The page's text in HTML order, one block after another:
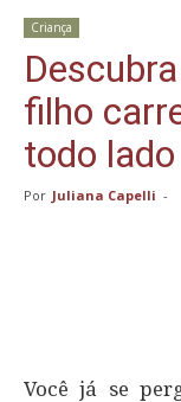
Criança
filho
todo lado
Por Juliana Capelli -
Você já se